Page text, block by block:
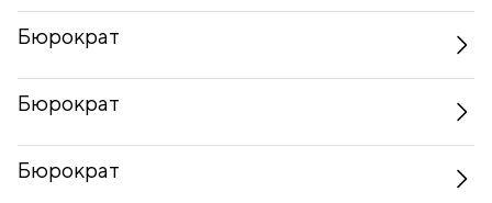
Бюрократ
Бюрократ
Бюрократ